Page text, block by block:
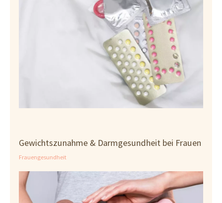
Gewichtszunahme & Darmgesundheit bei Frauen
Frauengesundheit